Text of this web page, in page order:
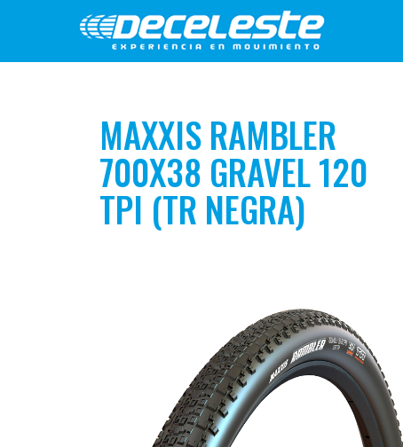
MAXXIS RAMBLER
700X38 GRAVEL 120
TPI (TR NEGRA)